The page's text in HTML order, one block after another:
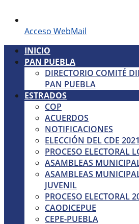
Acceso WebMail
INICIO
PAN PUEBLA
DIRECTORIO COMITÉ
PAN PUEBLA
ESTRADOS
COP
ACUERDOS
NOTIFICACIONES
ELECCIÓN DEL CDE 2021
PROCESO ELECTORAL
ASAMBLEAS
ASAMBLEAS
JUVENIL
PROCESO ELECTORAL
CAODICEPUE
CEPE-PUEBLA